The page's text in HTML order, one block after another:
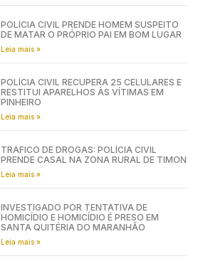
POLÍCIA CIVIL PRENDE HOMEM SUSPEITO
DE MATAR O PRÓPRIO PAI EM BOM LUGAR
Leia mais »
POLÍCIA CIVIL RECUPERA 25 CELULARES E
RESTITUI APARELHOS ÀS VÍTIMAS EM
PINHEIRO
Leia mais »
TRÁFICO DE DROGAS: POLÍCIA CIVIL
PRENDE CASAL NA ZONA RURAL DE TIMON
Leia mais »
INVESTIGADO POR TENTATIVA DE
HOMICÍDIO E HOMICÍDIO É PRESO EM
SANTA QUITÉRIA DO MARANHÃO
Leia mais »